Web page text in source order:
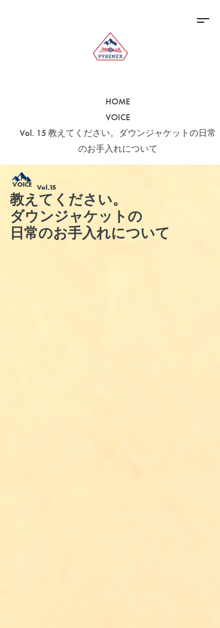
HOME
VOICE
Vol. 15 教えてください。ダウンジャケットの日常
のお手入れについて
VOICE Vol.15
教えてください。
ダウンジャケットの
日常のお手入れについて